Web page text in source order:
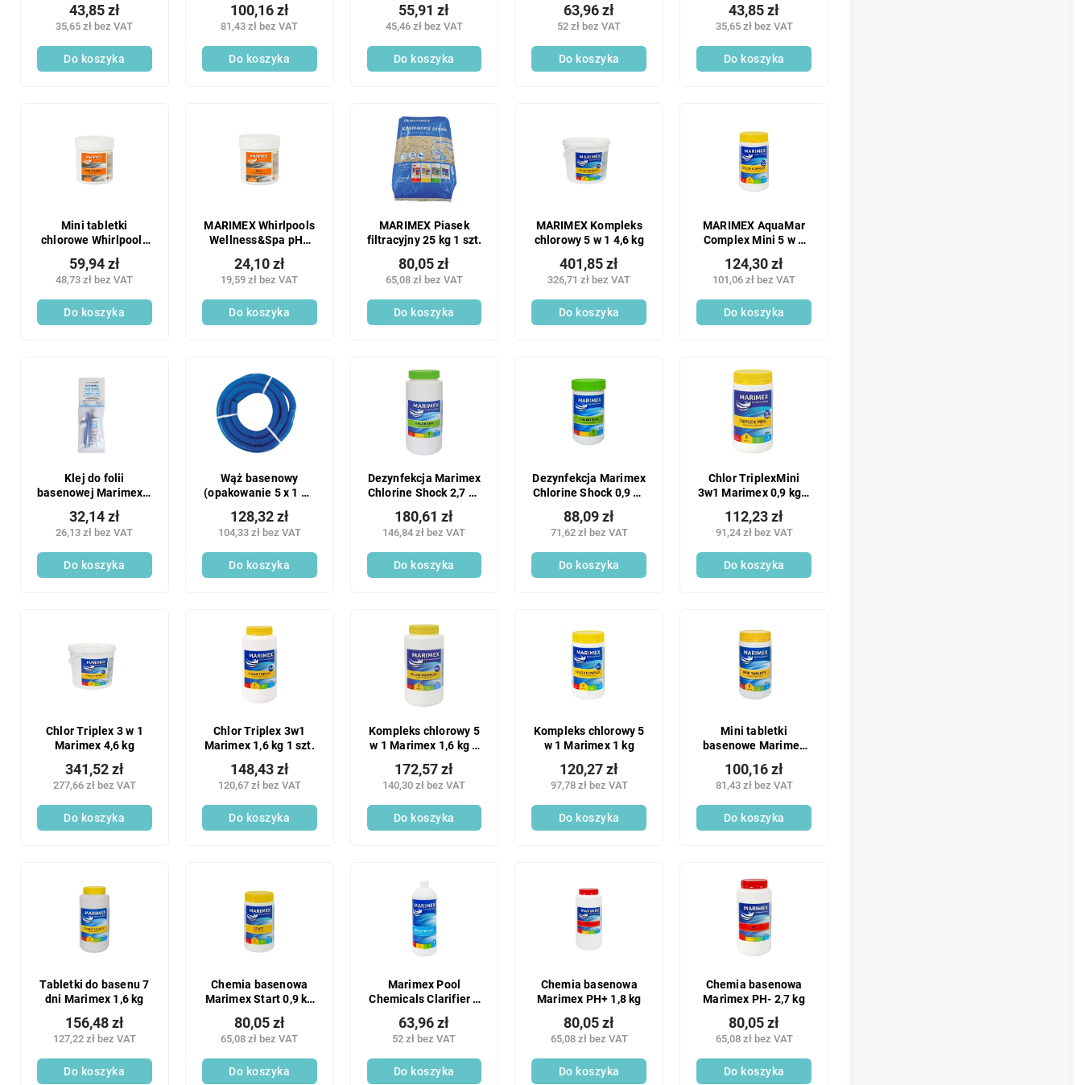
35,65 zł bez VAT
43,85 zł
Do koszyka
81,43 zł bez VAT
100,16 zł
Do koszyka
600ml
45,46 zł bez VAT
55,91 zł
Do koszyka
prętem aluminiowym
1 szt.
52 zł bez VAT
63,96 zł
Do koszyka
35,65 zł bez VAT
43,85 zł
Do koszyka
Mini tabletki
chlorowe Whirlpools
Marimex
Wellness&Spa 500 g
1 szt.
48,73 zł bez VAT
59,94 zł
Do koszyka
MARIMEX Whirlpools
Wellness&Spa pH+
(podwyższenie pH)
400 g
19,59 zł bez VAT
24,10 zł
Do koszyka
MARIMEX Piasek
filtracyjny 25 kg 1 szt.
65,08 zł bez VAT
80,05 zł
Do koszyka
MARIMEX Kompleks
chlorowy 5 w 1 4,6 kg
326,71 zł bez VAT
401,85 zł
Do koszyka
MARIMEX AquaMar
Complex Mini 5 w 1
101,06 zł bez VAT
124,30 zł
Do koszyka
Klej do folii
basenowej Marimex 1
26,13 zł bez VAT
32,14 zł
Do koszyka
Wąż basenowy
(opakowanie 5 x 1 m)
104,33 zł bez VAT
128,32 zł
Do koszyka
Dezynfekcja Marimex
Chlorine Shock 2,7 kg
146,84 zł bez VAT
180,61 zł
Do koszyka
Dezynfekcja Marimex
Chlorine Shock 0,9 kg
71,62 zł bez VAT
88,09 zł
Do koszyka
Chlor TriplexMini
3w1 Marimex 0,9 kg 1
91,24 zł bez VAT
112,23 zł
Do koszyka
Chlor Triplex 3 w 1
Marimex 4,6 kg
277,66 zł bez VAT
341,52 zł
Do koszyka
Chlor Triplex 3w1
Marimex 1,6 kg 1 szt.
120,67 zł bez VAT
148,43 zł
Do koszyka
Kompleks chlorowy 5
w 1 Marimex 1,6 kg 1
140,30 zł bez VAT
172,57 zł
Do koszyka
Kompleks chlorowy 5
w 1 Marimex 1 kg
97,78 zł bez VAT
120,27 zł
Do koszyka
Mini tabletki
basenowe Marimex
81,43 zł bez VAT
100,16 zł
Do koszyka
Tabletki do basenu 7
dni Marimex 1,6 kg
127,22 zł bez VAT
156,48 zł
Do koszyka
Chemia basenowa
Marimex Start 0,9 kg
65,08 zł bez VAT
80,05 zł
Do koszyka
Marimex Pool
Chemicals Clarifier 1
52 zł bez VAT
63,96 zł
Do koszyka
Chemia basenowa
Marimex PH+ 1,8 kg
65,08 zł bez VAT
80,05 zł
Do koszyka
Chemia basenowa
Marimex PH- 2,7 kg
65,08 zł bez VAT
80,05 zł
Do koszyka